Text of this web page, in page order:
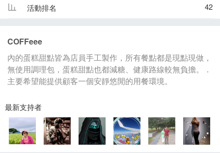
活動排名 42
COFFeee
內的蛋糕甜點皆為店員手工製作，所有餐點都是現點現做，
無使用調理包，蛋糕甜點也都減糖、健康路線較無負擔。．
主要希望能提供顧客一個安靜悠閒的用餐環境。
最新支持者